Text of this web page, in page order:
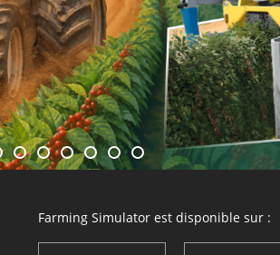
Farming Simulator est disponible sur :